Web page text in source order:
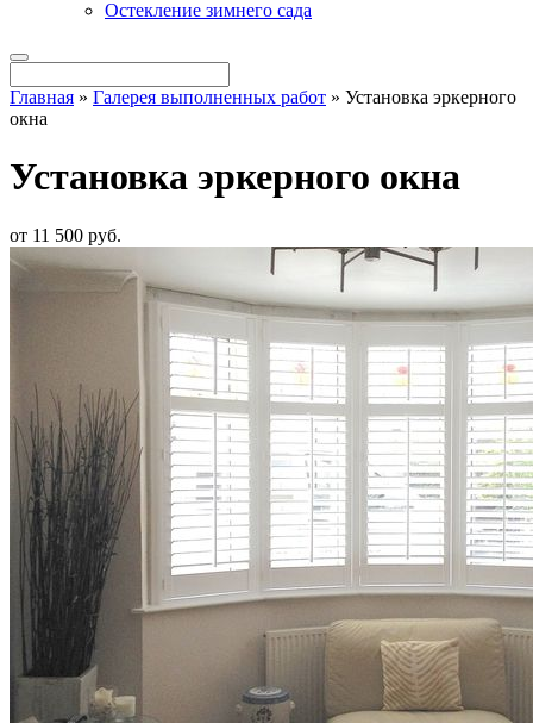
Остекление зимнего сада
Главная » Галерея выполненных работ » Установка эркерного
окна
Установка эркерного окна
от 11 500 pуб.